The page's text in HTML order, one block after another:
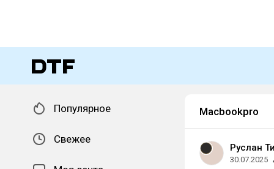
Популярное
Свежее
Macbookpro
Руслан
30.07.2025